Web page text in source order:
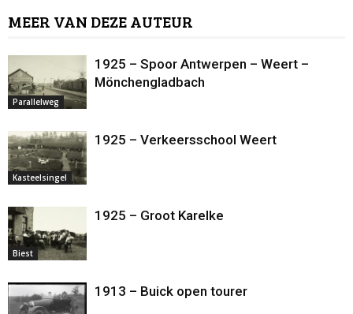
MEER VAN DEZE AUTEUR
Parallelweg
1925 – Spoor Antwerpen – Weert –
Mönchengladbach
Kasteelsingel
1925 – Verkeersschool Weert
Biest
1925 – Groot Karelke
1913 – Buick open tourer